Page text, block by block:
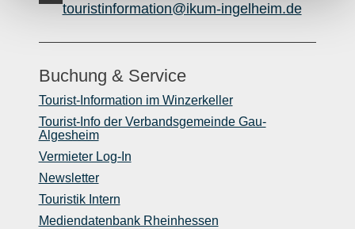
touristinformation@ikum-ingelheim.de
Buchung & Service
Tourist-Information im Winzerkeller
Tourist-Info der Verbandsgemeinde Gau-
Algesheim
Vermieter Log-In
Newsletter
Touristik Intern
Mediendatenbank Rheinhessen